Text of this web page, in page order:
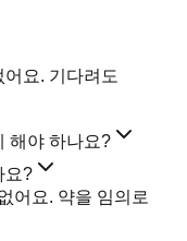
요. 기다려도
해야 하나요?
요?
어요. 약을 임의로